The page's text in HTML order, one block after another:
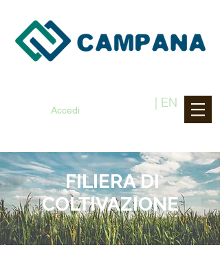
Accedi | EN
FILIERA DI
COLTIVAZIONE